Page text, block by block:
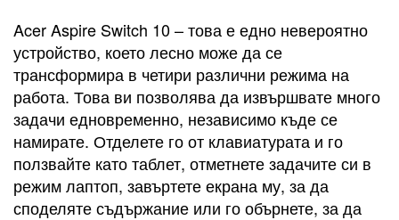
Acer Aspire Switch 10 – това е едно невероятно
устройство, което лесно може да се
трансформира в четири различни режима на
работа. Това ви позволява да извършвате много
задачи едновременно, независимо къде се
намирате. Отделете го от клавиатурата и го
ползвайте като таблет, отметнете задачите си в
режим лаптоп, завъртете екрана му, за да
споделяте съдържание или го обърнете, за да